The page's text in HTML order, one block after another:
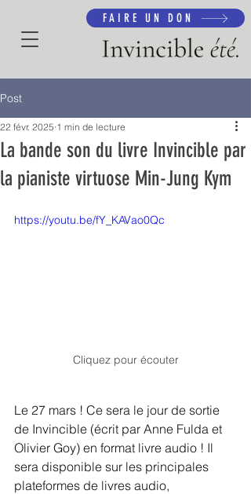
FAIRE UN DON
Post
La bande son du livre Invincible par
la pianiste virtuose Min-Jung Kym
22 févr. 2025 1 min de lecture
https://youtu.be/fY_KAVao0Qc
Cliquez pour écouter
Le 27 mars ! Ce sera le jour de sortie
de Invincible (écrit par Anne Fulda et
Olivier Goy) en format livre audio ! Il
sera disponible sur les principales
plateformes de livres audio,